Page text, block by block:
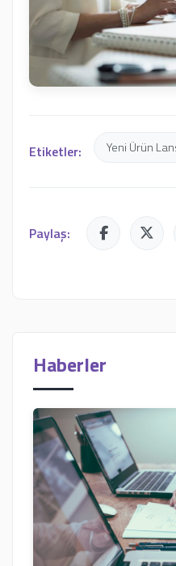
Etiketler: Yeni Ürün
Paylaş:
Haberler